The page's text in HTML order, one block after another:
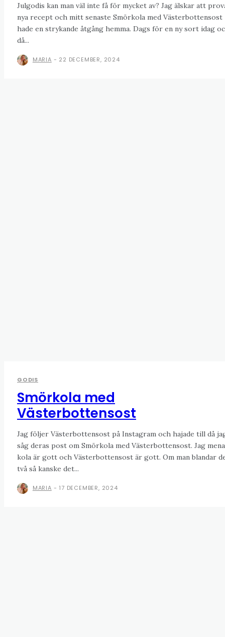
Julgodis kan man väl inte få för mycket av? Jag älskar att
nya recept och mitt senaste Smörkola med Västerbottensost
hade en strykande åtgång hemma. Dags för en ny sort idag
då...
MARIA - 22 DECEMBER, 2024
GODIS
Smörkola med
Västerbottensost
Jag följer Västerbottensost på Instagram och hajade till då
såg deras post om Smörkola med Västerbottensost. Jag
kola är gott och Västerbottensost är gott. Om man blandar
två så kanske det...
MARIA - 17 DECEMBER, 2024